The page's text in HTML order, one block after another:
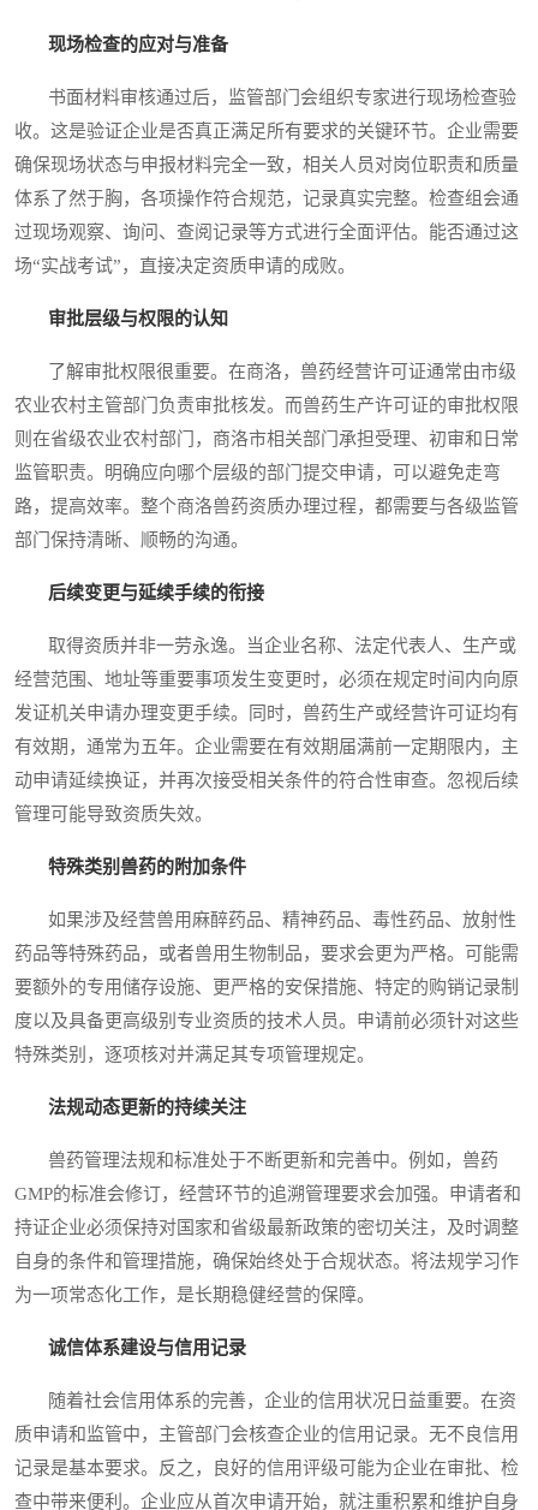
现场检查的应对与准备
书面材料审核通过后，监管部门会组织专家进行现场检查验
收。这是验证企业是否真正满足所有要求的关键环节。企业需要
确保现场状态与申报材料完全一致，相关人员对岗位职责和质量
体系了然于胸，各项操作符合规范，记录真实完整。检查组会通
过现场观察、询问、查阅记录等方式进行全面评估。能否通过这
场“实战考试”，直接决定资质申请的成败。
审批层级与权限的认知
了解审批权限很重要。在商洛，兽药经营许可证通常由市级
农业农村主管部门负责审批核发。而兽药生产许可证的审批权限
则在省级农业农村部门，商洛市相关部门承担受理、初审和日常
监管职责。明确应向哪个层级的部门提交申请，可以避免走弯
路，提高效率。整个商洛兽药资质办理过程，都需要与各级监管
部门保持清晰、顺畅的沟通。
后续变更与延续手续的衔接
取得资质并非一劳永逸。当企业名称、法定代表人、生产或
经营范围、地址等重要事项发生变更时，必须在规定时间内向原
发证机关申请办理变更手续。同时，兽药生产或经营许可证均有
有效期，通常为五年。企业需要在有效期届满前一定期限内，主
动申请延续换证，并再次接受相关条件的符合性审查。忽视后续
管理可能导致资质失效。
特殊类别兽药的附加条件
如果涉及经营兽用麻醉药品、精神药品、毒性药品、放射性
药品等特殊药品，或者兽用生物制品，要求会更为严格。可能需
要额外的专用储存设施、更严格的安保措施、特定的购销记录制
度以及具备更高级别专业资质的技术人员。申请前必须针对这些
特殊类别，逐项核对并满足其专项管理规定。
法规动态更新的持续关注
兽药管理法规和标准处于不断更新和完善中。例如，兽药
GMP的标准会修订，经营环节的追溯管理要求会加强。申请者和
持证企业必须保持对国家和省级最新政策的密切关注，及时调整
自身的条件和管理措施，确保始终处于合规状态。将法规学习作
为一项常态化工作，是长期稳健经营的保障。
诚信体系建设与信用记录
随着社会信用体系的完善，企业的信用状况日益重要。在资
质申请和监管中，主管部门会核查企业的信用记录。无不良信用
记录是基本要求。反之，良好的信用评级可能为企业在审批、检
查中带来便利。企业应从首次申请开始，就注重积累和维护自身